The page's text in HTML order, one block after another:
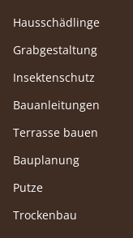
Hausschädlinge
Grabgestaltung
Insektenschutz
Bauanleitungen
Terrasse bauen
Bauplanung
Putze
Trockenbau